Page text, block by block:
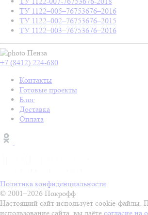
ТУ 1122–005–76753676–2016
ТУ 1122–002–76753676–2015
ТУ 1122–003–76753676–2016
Пенза
+7 (8412) 224-680
Контакты
Готовые проекты
Блог
Доставка
Оплата
Политика конфиденциальности
© 2001–2026 Покрофф
Настоящий сайт использует cookie-файлы.
использование сайта, вы даёте согласие на